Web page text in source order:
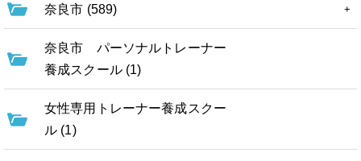
奈良市 (589)
奈良市 パーソナルトレーナー
養成スクール (1)
女性専用トレーナー養成スクー
ル (1)